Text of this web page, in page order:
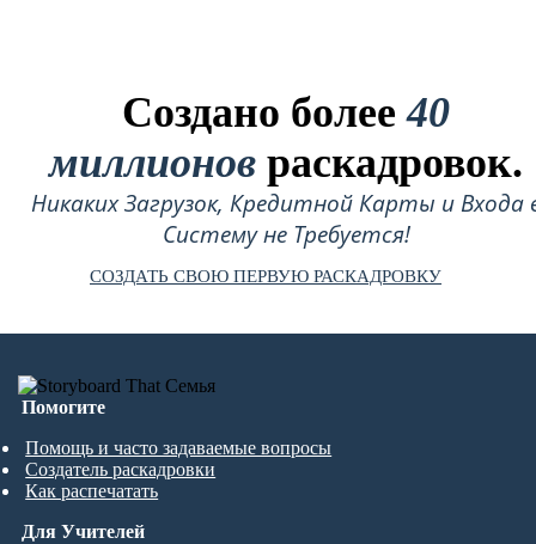
Создано более40
миллионов раскадровок.
Никаких Загрузок, Кредитной Карты и Входа
Систему не Требуется!
СОЗДАТЬ СВОЮ ПЕРВУЮ РАСКАДРОВКУ
Помогите
Помощь и часто задаваемые вопросы
Создатель раскадровки
Как распечатать
Для Учителей